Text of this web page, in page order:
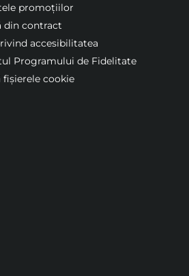
promoțiilor
din contract
accesibilitatea
Programului de Fidelitate
fișierele cookie